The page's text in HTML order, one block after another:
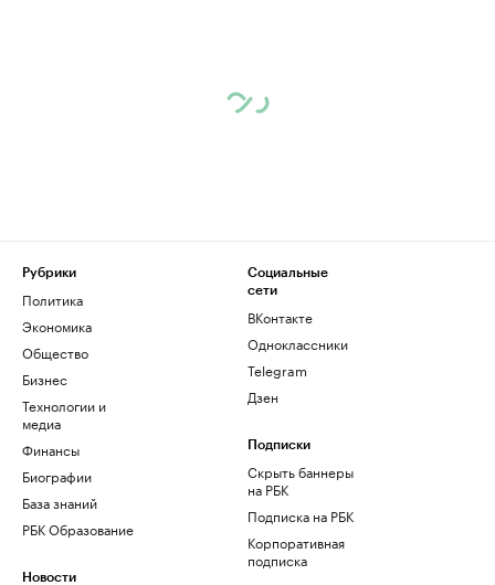
Рубрики
Политика
Экономика
Общество
Бизнес
Технологии и
медиа
Финансы
Биографии
База знаний
РБК Образование
Новости
Социальные
сети
ВКонтакте
Одноклассники
Telegram
Дзен
Подписки
Скрыть баннеры
на РБК
Подписка на РБК
Корпоративная
подписка